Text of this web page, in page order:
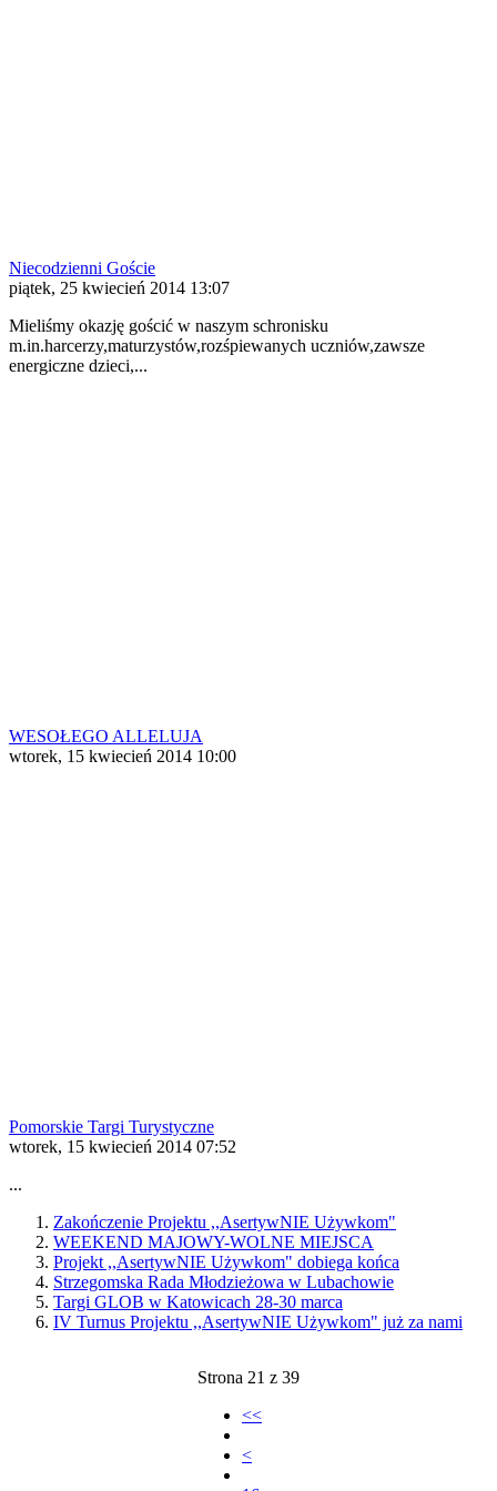
Niecodzienni Goście
piątek, 25 kwiecień 2014 13:07
Mieliśmy okazję gościć w naszym schronisku
m.in.harcerzy,maturzystów,rozśpiewanych uczniów,zawsze
energiczne dzieci,...
WESOŁEGO ALLELUJA
wtorek, 15 kwiecień 2014 10:00
Pomorskie Targi Turystyczne
wtorek, 15 kwiecień 2014 07:52
...
Zakończenie Projektu ,,AsertywNIE Używkom"
WEEKEND MAJOWY-WOLNE MIEJSCA
Projekt ,,AsertywNIE Używkom" dobiega końca
Strzegomska Rada Młodzieżowa w Lubachowie
Targi GLOB w Katowicach 28-30 marca
IV Turnus Projektu ,,AsertywNIE Używkom" już za nami
Strona 21 z 39
<<
<